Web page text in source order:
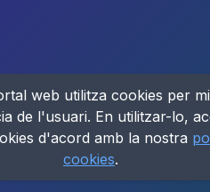
web utilitza cookies per
de l'usuari. En utilitzar-lo,
d'acord amb la nostra
cookies.